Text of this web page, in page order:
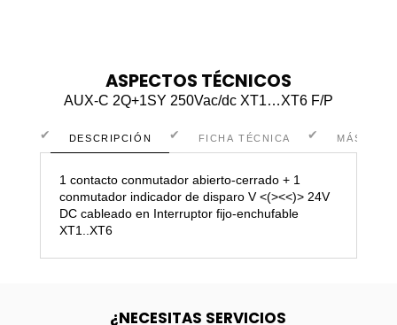
ASPECTOS TÉCNICOS
AUX-C 2Q+1SY 250Vac/dc XT1…XT6 F/P
DESCRIPCIÓN FICHA TÉCNICA MÁS
1 contacto conmutador abierto-cerrado + 1
conmutador indicador de disparo V <(><<)> 24V
DC cableado en Interruptor fijo-enchufable
XT1..XT6
¿NECESITAS SERVICIOS